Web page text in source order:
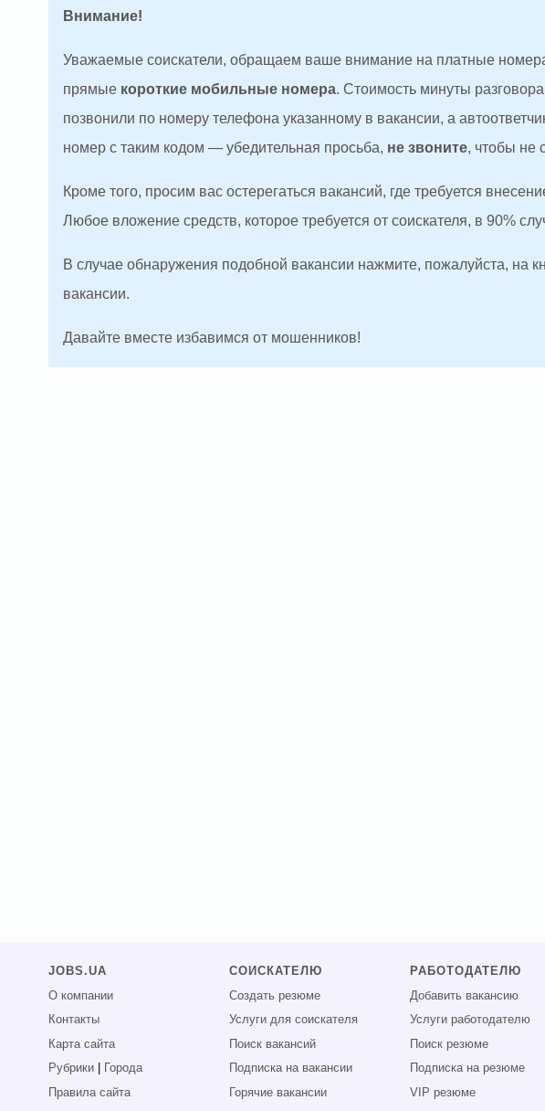
Внимание!
Уважаемые соискатели, обращаем ваше внимание на платные
прямые короткие мобильные номера. Стоимость минуты
позвонили по номеру телефона указанному в вакансии, а
номер с таким кодом — убедительная просьба, не звоните, чтобы не
Кроме того, просим вас остерегаться вакансий, где требуется
Любое вложение средств, которое требуется от соискателя, в 90%
В случае обнаружения подобной вакансии нажмите, пожалуйста, на
вакансии.
Давайте вместе избавимся от мошенников!
JOBS.UA
О компании
Контакты
Карта сайта
Рубрики
Города
Правила сайта
СОИСКАТЕЛЮ
Создать резюме
Услуги для соискателя
Поиск вакансий
Подписка на вакансии
Горячие вакансии
РАБОТОДАТЕЛЮ
Добавить вакансию
Услуги работодателю
Поиск резюме
Подписка на резюме
VIP резюме